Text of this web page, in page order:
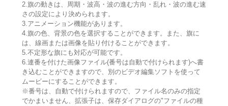
2.旗の動きは、周期・波高・波の進む方向・乱れ・波の進む速
さの設定により決められます。
3.アニメーション機能があります。
4.旗の色、背景の色を選択することができます。また、旗に
は、線画または画像を貼り付けることができます。
5.不定形な旗にも対応が可能です。
6.連番を付けた画像ファイル(番号は自動で付けられます)へ書
き込むことができますので、別のビデオ編集ソフトを使って
ムービーにすることができます。
※番号は、自動で付けられますので、ファイル名のみの指定
でかまいません、拡張子は、保存ダイアログの"ファイルの種